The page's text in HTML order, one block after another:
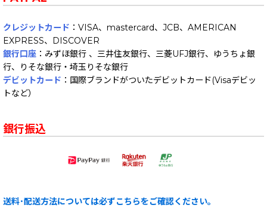
クレジットカード ：VISA、mastercard、JCB、AMERICAN
EXPRESS、DISCOVER
銀行口座 ：みずほ銀行 、三井住友銀行、三菱UFJ銀行、ゆうちょ銀
行、りそな銀行・埼玉りそな銀行
デビットカード ：国際ブランドがついたデビットカード(Visaデビッ
トなど）
銀行振込
送料･配送方法については必ずこちらをご確認ください。